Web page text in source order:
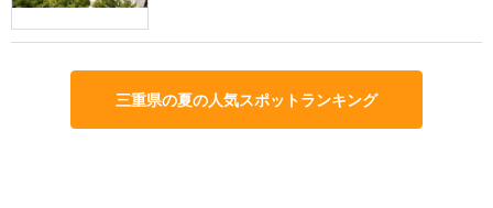
三重県の夏の人気スポットランキング